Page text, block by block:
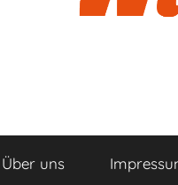
Über uns